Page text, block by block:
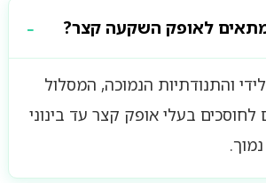
לאופק השקעה קצר?
והתנודתיות הנמוכה, המסלול
בעלי אופק קצר עד בינוני